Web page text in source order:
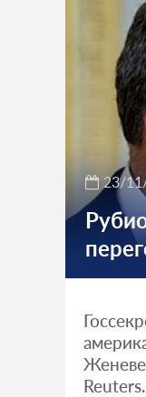
23/
Reuters.